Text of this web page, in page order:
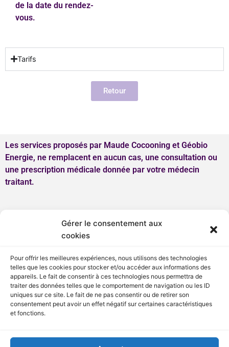
Gérer le consentement aux
cookies
Pour offrir les meilleures expériences, nous utilisons des technologies
telles que les cookies pour stocker et/ou accéder aux informations des
appareils. Le fait de consentir à ces technologies nous permettra de
traiter des données telles que le comportement de navigation ou les ID
uniques sur ce site. Le fait de ne pas consentir ou de retirer son
consentement peut avoir un effet négatif sur certaines caractéristiques
et fonctions.
de la date du rendez-
vous.
Tarifs
Retour
Les services proposés par Maude Cocooning et Géobio
Energie, ne remplacent en aucun cas, une consultation ou
une prescription médicale donnée par votre médecin
traitant.
Menu
F
a
e
Maude Cocooning